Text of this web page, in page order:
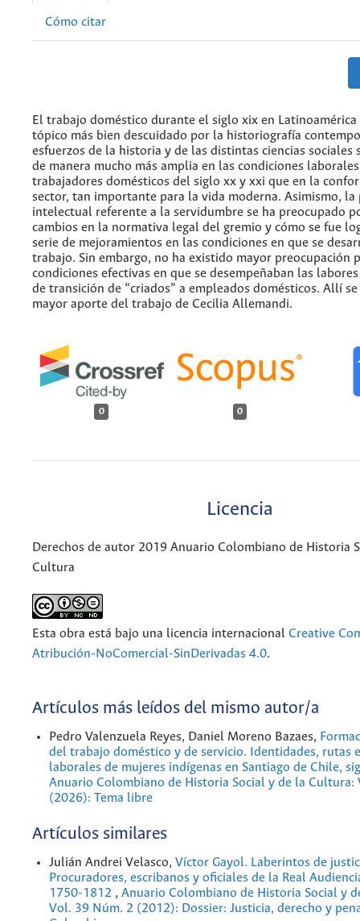
Cómo citar
El trabajo doméstico durante el siglo xix en Latinoamérica
tópico más bien descuidado por la historiografía
esfuerzos de la historia y de las distintas ciencias sociales
de manera mucho más amplia en las condiciones
trabajadores domésticos del siglo xx y xxi que en la
sector, tan importante para la vida moderna. Asimismo, la
intelectual referente a la servidumbre se ha preocupado
cambios en la normativa legal del gremio y cómo se fue
serie de mejoramientos en las condiciones en que se
trabajo. Sin embargo, no ha existido mayor preocupación
condiciones efectivas en que se desempeñaban las
de transición de “criados” a empleados domésticos. Allí
mayor aporte del trabajo de Cecilia Allemandi.
0 0
Licencia
Derechos de autor 2019 Anuario Colombiano de Historia
Cultura
Esta obra está bajo una licencia internacional Creative
Atribución-NoComercial-SinDerivadas 4.0.
Artículos más leídos del mismo autor/a
Pedro Valenzuela Reyes, Daniel Moreno Bazaes,
del trabajo doméstico y de servicio. Identidades, rutas
laborales de mujeres indígenas en Santiago de Chile,
Anuario Colombiano de Historia Social y de la Cultura:
(2026): Tema libre
Artículos similares
Julián Andrei Velasco, Víctor Gayol. Laberintos de
Procuradores, escribanos y oficiales de la Real
1750-1812 , Anuario Colombiano de Historia Social y
Vol. 39 Núm. 2 (2012): Dossier: Justicia, derecho y